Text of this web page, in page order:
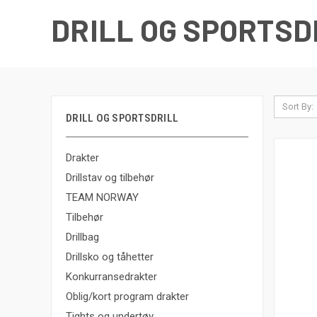
DRILL OG
DRILL OG SPORTSDRILL
Drakter
Drillstav og tilbehør
TEAM NORWAY
Tilbehør
Drillbag
Drillsko og tåhetter
Konkurransedrakter
Oblig/kort program drakter
Sort By: